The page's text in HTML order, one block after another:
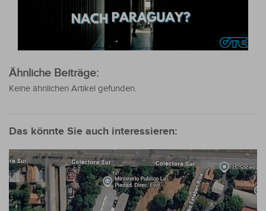
Ähnliche Beiträge:
Keine ähnlichen Artikel gefunden.
Das könnte Sie auch interessieren: